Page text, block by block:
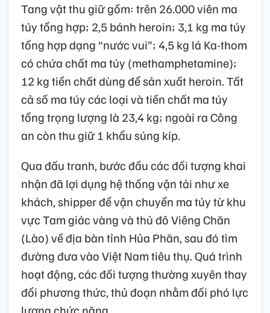
Tang vật thu giữ gồm: trên 26.000 viên ma
túy tổng hợp; 2,5 bánh heroin; 3,1 kg ma túy
tổng hợp dạng “nước vui”; 4,5 kg lá Ka-thom
có chứa chất ma túy (methamphetamine);
12 kg tiền chất dùng để sản xuất heroin. Tất
cả số ma túy các loại và tiền chất ma túy
tổng trọng lượng là 23,4 kg; ngoài ra Công
an còn thu giữ 1 khẩu súng kíp.
Qua đấu tranh, bước đầu các đối tượng khai
nhận đã lợi dụng hệ thống vận tải như xe
khách, shipper để vận chuyển ma túy từ khu
vực Tam giác vàng và thủ đô Viêng Chăn
(Lào) về địa bàn tỉnh Hủa Phăn, sau đó tìm
đường đưa vào Việt Nam tiêu thụ. Quá trình
hoạt động, các đối tượng thường xuyên thay
đổi phương thức, thủ đoạn nhằm đối phó lực